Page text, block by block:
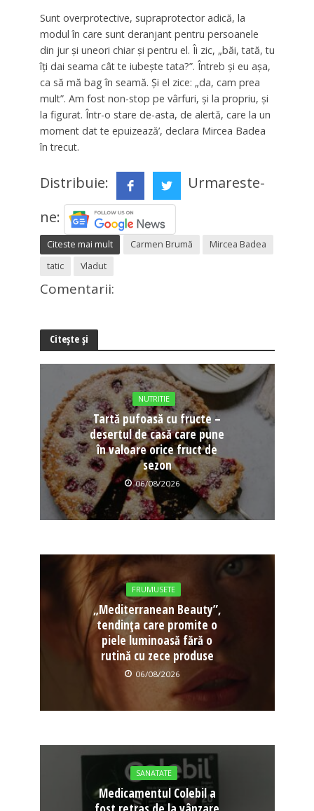
Sunt overprotective, supraprotector adică, la
modul în care sunt deranjant pentru persoanele
din jur și uneori chiar și pentru el. Îi zic, „băi, tată, tu
îți dai seama cât te iubește tata?”. Întreb și eu așa,
ca să mă bag în seamă. Și el zice: „da, cam prea
mult”. Am fost non-stop pe vârfuri, și la propriu, și
la figurat. Într-o stare de-asta, de alertă, care la un
moment dat te epuizează’, declara Mircea Badea
în trecut.
Distribuie:
Urmareste-
ne:
Citeste mai mult Carmen Brumă
Mircea Badea
tatic
Vladut
Comentarii:
Citește și
NUTRITIE
Tartă pufoasă cu fructe –
desertul de casă care pune
în valoare orice fruct de
sezon
06/08/2026
FRUMUSETE
„Mediterranean Beauty”,
tendința care promite o
piele luminoasă fără o
rutină cu zece produse
06/08/2026
SANATATE
Medicamentul Colebil a